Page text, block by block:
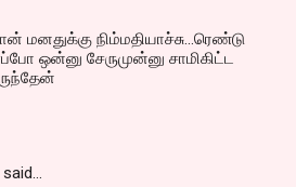
மனதுக்கு நிம்மதியாச்சு...ரெண்டு
ஒன்னு சேருமுன்னு சாமிகிட்ட
said…